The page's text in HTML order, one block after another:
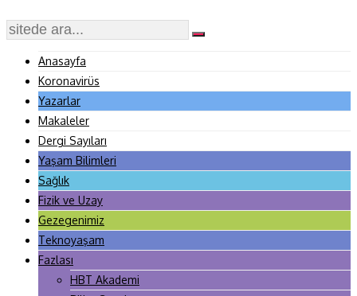
Anasayfa
Koronavirüs
Yazarlar
Makaleler
Dergi Sayıları
Yaşam Bilimleri
Sağlık
Fizik ve Uzay
Gezegenimiz
Teknoyaşam
Fazlası
HBT Akademi